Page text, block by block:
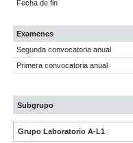
Fecha de fin
Examenes
Segunda convocatoria anual
Primera convocatoria anual
Subgrupo
Grupo Laboratorio A-L1